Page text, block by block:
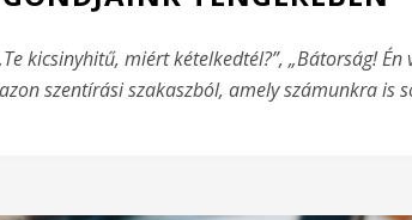
kicsinyhitű, miért kételkedtél?”, „Bátorság! Én
szentírási szakaszból, amely számunkra is